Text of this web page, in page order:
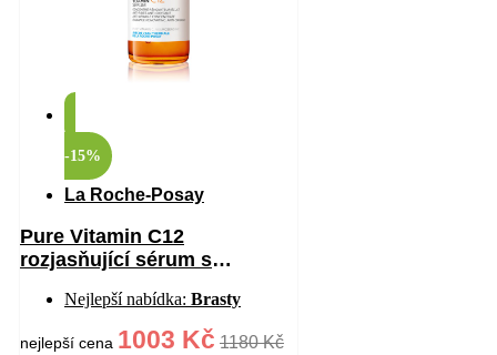
-15%
La Roche-Posay
Pure Vitamin C12
rozjasňující sérum s
30 mlNejlepší nabídka: Brasty
nejlepší cena 1003 Kč 1180 Kč